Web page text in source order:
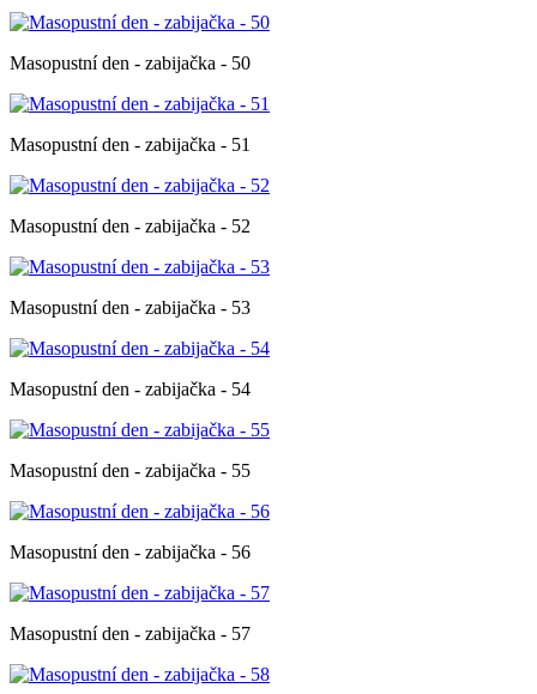
Masopustní den - zabijačka - 50
Masopustní den - zabijačka - 51
Masopustní den - zabijačka - 52
Masopustní den - zabijačka - 53
Masopustní den - zabijačka - 54
Masopustní den - zabijačka - 55
Masopustní den - zabijačka - 56
Masopustní den - zabijačka - 57